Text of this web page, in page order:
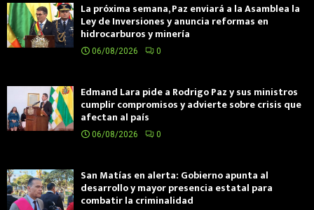
La próxima semana, Paz enviará a la Asamblea la
Ley de Inversiones y anuncia reformas en
hidrocarburos y minería
06/08/2026 0
Edmand Lara pide a Rodrigo Paz y sus ministros
cumplir compromisos y advierte sobre crisis que
afectan al país
06/08/2026 0
San Matías en alerta: Gobierno apunta al
desarrollo y mayor presencia estatal para
combatir la criminalidad